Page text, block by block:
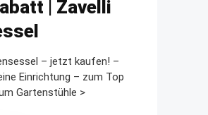
| Zavelli
– jetzt kaufen! –
Einrichtung – zum Top
Gartenstühle >